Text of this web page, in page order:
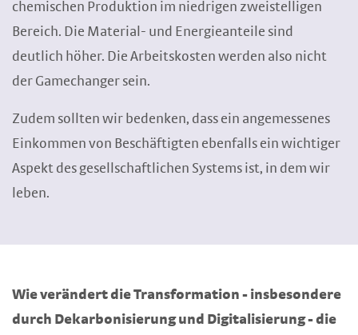
chemischen Produktion im niedrigen zweistelligen
Bereich. Die Material- und Energieanteile sind
deutlich höher. Die Arbeitskosten werden also nicht
der Gamechanger sein.
Zudem sollten wir bedenken, dass ein angemessenes
Einkommen von Beschäftigten ebenfalls ein wichtiger
Aspekt des gesellschaftlichen Systems ist, in dem wir
leben.
Wie verändert die Transformation - insbesondere
durch Dekarbonisierung und Digitalisierung - die